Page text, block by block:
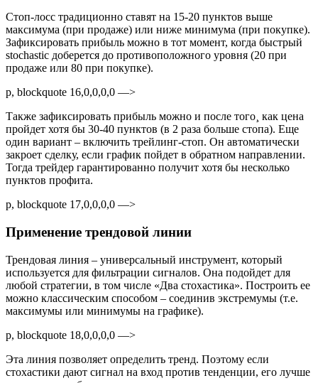
Стоп-лосс традиционно ставят на 15-20 пунктов выше
максимума (при продаже) или ниже минимума (при покупке).
Зафиксировать прибыль можно в тот момент, когда быстрый
stochastic доберется до противоположного уровня (20 при
продаже или 80 при покупке).
p, blockquote 16,0,0,0,0 —>
Также зафиксировать прибыль можно и после того¸ как цена
пройдет хотя бы 30-40 пунктов (в 2 раза больше стопа). Еще
один вариант – включить трейлинг-стоп. Он автоматически
закроет сделку, если график пойдет в обратном направлении.
Тогда трейдер гарантированно получит хотя бы несколько
пунктов профита.
p, blockquote 17,0,0,0,0 —>
Применение трендовой линии
Трендовая линия – универсальный инструмент, который
используется для фильтрации сигналов. Она подойдет для
любой стратегии, в том числе «Два стохастика». Построить ее
можно классическим способом – соединив экстремумы (т.е.
максимумы или минимумы на графике).
p, blockquote 18,0,0,0,0 —>
Эта линия позволяет определить тренд. Поэтому если
стохастики дают сигнал на вход против тенденции, его лучше